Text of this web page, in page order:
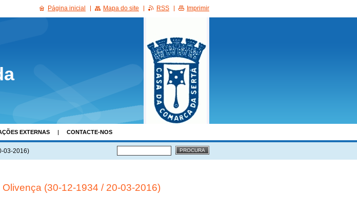
EXTERNAS CONTACTE-NOS
03-2016)
(30-12-1934 / 20-03-2016)
Página inicial Mapa do site RSS Imprimir